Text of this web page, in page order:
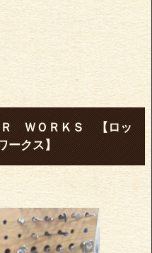
Ｒ ＷＯＲＫＳ 【ロッ
ークス】